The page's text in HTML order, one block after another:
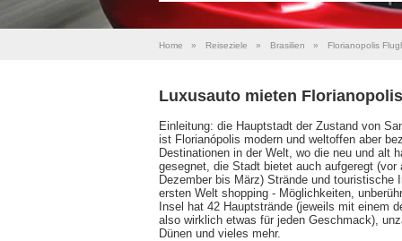
Home » Reiseziele » Brasilien » Florianopolis
Luxusauto mieten
Einleitung: die Hauptstadt der Zustand von
ist Florianópolis modern und weltoffen aber
Destinationen in der Welt, wo die neu und alt
gesegnet, die Stadt bietet auch aufgeregt
Dezember bis März) Strände und touristische
ersten Welt shopping - Möglichkeiten,
Insel hat 42 Hauptstrände (jeweils mit einem
also wirklich etwas für jeden Geschmack),
Dünen und vieles mehr.